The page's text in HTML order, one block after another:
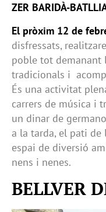
ZER BARIDÀ-
El pròxim 12 de
disfressats,
poble tot demanant
tradicionals i
És una activitat
carrers de música i
un dinar de
a la tarda, el pati de
espai de diversió
nens i nenes.
BELLVER